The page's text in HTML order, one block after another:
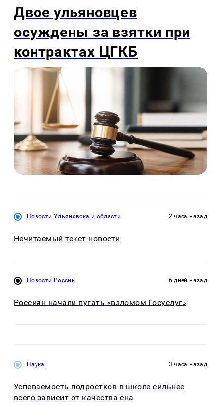
Двое ульяновцев
осуждены за взятки при
контрактах ЦГКБ
Новости Ульяновска и области 2 часа назад
Нечитаемый текст новости
Новости России 6 дней назад
Россиян начали пугать «взломом Госуслуг»
Наука 3 часа назад
Успеваемость подростков в школе сильнее
всего зависит от качества сна